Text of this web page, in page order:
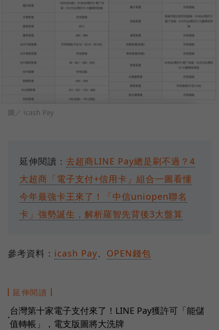
圖／ icash Pay
延伸閱讀： 去超商LINE Pay總是刷不過？4
大超商「電子支付+信用卡」組合一圖看懂
今年最強卡王來了！「中信uniopen聯名
卡」強勢誕生，解析羅智先背後3大盤算
參考資料： icash Pay OPEN錢包
延伸閱讀
●
台灣第十家電子支付來了！LINE Pay獲許可「能儲
值轉帳」，電支版圖將大洗牌